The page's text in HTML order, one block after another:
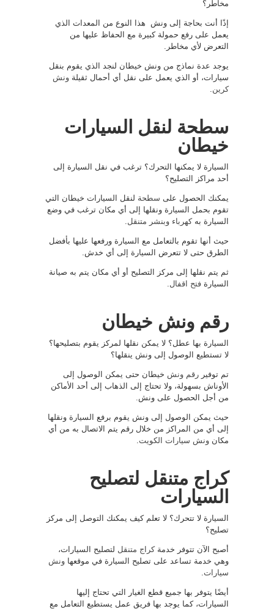
مخاطر؟
إذًا أنت بحاجة إلى ونش هذا النوع من المعدات الذي
يعمل على رفع حمولة كبيرة مع الحفاظ عليها من
التعرض لأي مخاطر.
يوجد عدة نماذج من ونش خيطان لنجد الذي يقوم بنقل
سيارات، أو الذي يعمل على نقل أي أحمال ثقيلة ونش
كرين
سطحة لنقل السيارات
خيطان
السيارة لا يمكنها التحرك؟ ترغب في نقل السيارة إلى
أحد مراكز التصليح؟
يمكنك الحصول على سطحة لنقل السيارات خيطان التي
تقوم بحمل السيارة ونقلها إلى أي مكان ترغب في وضع
السيارة بهكهرباء وبنشر متنقل
حيث أنها تقوم بالتعامل مع السيارة ورفعها عليها بأفضل
الطرق حتى لا تتعرض السيارة إلى أي خدش.
ثم يتم نقلها إلى مركز التصليح أو أي مكان يتم به صيانة
السيارة فتح اقفال
رقم ونش خيطان
السيارة بها عطل؟ لا يمكن نقلها لمركز يقوم بتصليحها؟
لا تستطيع الوصول إلى ونش ينقلها؟
تم توفير رقم ونش خيطان حتى يمكن الوصول إلى
الأوناش بسهولة، ولا تحتاج إلى الذهاب إلى أحد الأماكن
من أجل الحصول على ونش.
حيث يمكن الوصول إلى ونش يقوم برفع السيارة ونقلها
إلى أي من المراكز من خلال رقم يتم الاتصال به من أي
مكان ونش سيارات الكويت
كراج متنقل لتصليح
السيارات
السيارة لا تتحرك؟ لا تعلم كيف يمكنك التوصل إلى مركز
تصليح؟
أصبح الآن تتوفر خدمةكراج متنقل لتصليح السيارات،
وهي خدمة تساعد على تصليح السيارة في موقعها ونش
سيارات
أيضًا يتوفر بها جميع قطع الغيار التي تحتاج إليها
السيارات، كما يوجد بها فريق عمل يستطيع التعامل مع